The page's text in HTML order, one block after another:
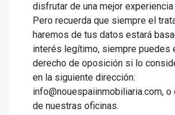
disfrutar de una mejor
Pero recuerda que siempre el
haremos de tus datos estará
interés legítimo, siempre puedes
derecho de oposición si lo
en la siguiente dirección:
info@nouespaiinmobiliaria.com, o
de nuestras oficinas.